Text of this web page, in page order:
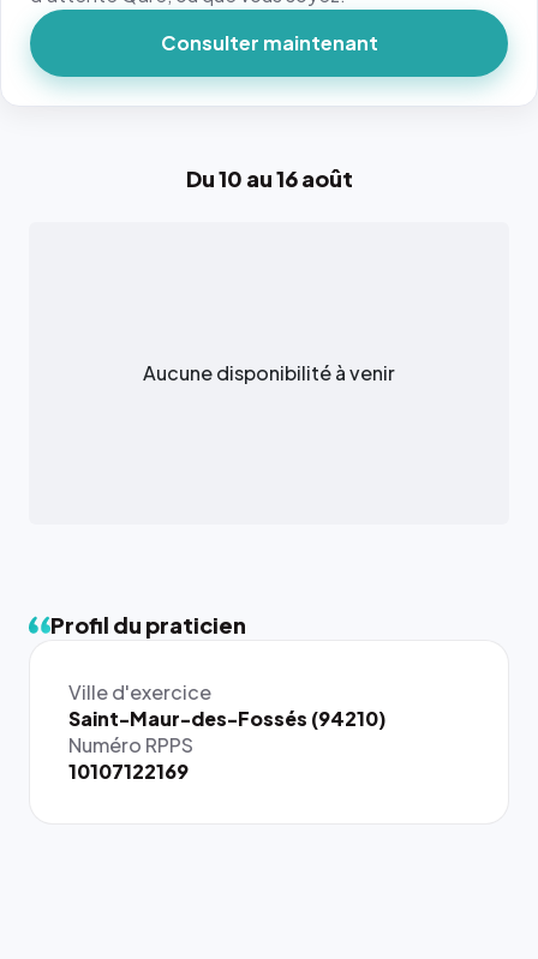
Du 10 au 16 août
Aucune disponibilité à venir
Profil du praticien
Ville d'exercice
Saint-Maur-des-Fossés (94210)
Numéro RPPS
10107122169
Consulter maintenant
{# 40×40
: la taille
rendue par
`.profile-